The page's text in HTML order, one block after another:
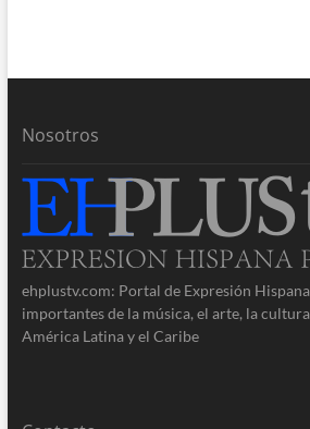
Nosotros
ehplustv.com: Portal de Expresión
importantes de la música, el arte, la
América Latina y el Caribe